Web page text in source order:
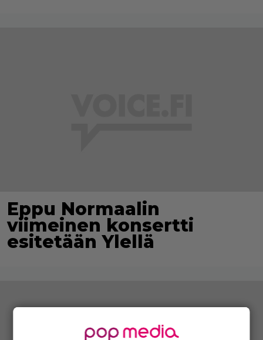
Eppu Normaalin
viimeinen konsertti
esitetään Ylellä